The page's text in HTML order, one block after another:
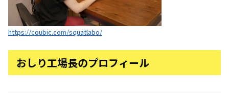
https://coubic.com/squatlabo/
おしり工場長のプロフィール